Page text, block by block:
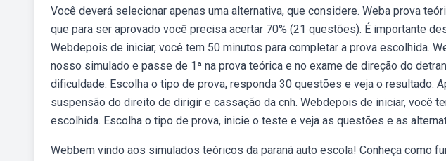
Você deverá selecionar apenas uma alternativa, que considere. Weba prova
que para ser aprovado você precisa acertar 70% (21 questões). É importante
Webdepois de iniciar, você tem 50 minutos para completar a prova escolhida.
nosso simulado e passe de 1ª na prova teórica e no exame de direção do
dificuldade. Escolha o tipo de prova, responda 30 questões e veja o resultado.
suspensão do direito de dirigir e cassação da cnh. Webdepois de iniciar, você
escolhida. Escolha o tipo de prova, inicie o teste e veja as questões e as
Webbem vindo aos simulados teóricos da paraná auto escola! Conheça como